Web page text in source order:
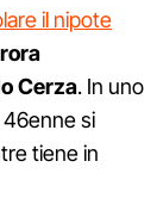
il nipote
Cerza. In uno
si
tiene in